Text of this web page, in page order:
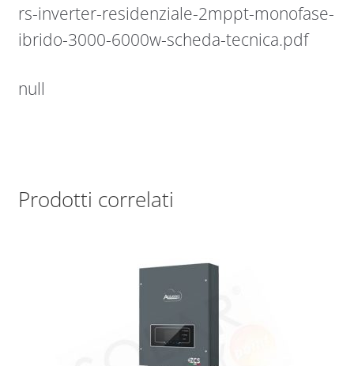
rs-inverter-residenziale-2mppt-monofase-
ibrido-3000-6000w-scheda-tecnica.pdf
null
Prodotti correlati